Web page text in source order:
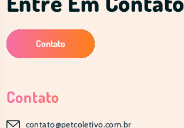
Contato
contato@petcoletivo.com.br
Contato